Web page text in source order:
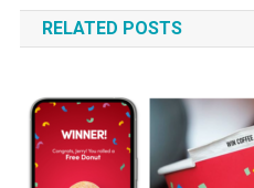
RELATED POSTS